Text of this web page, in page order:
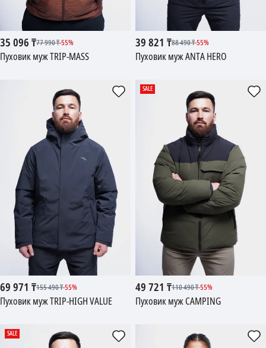
35 096₸77 990₸-55%
Пуховик муж TRIP-MASS
39 821 ₸88 490₸-55%
Пуховик муж ANTA HERO
69 971 ₸155 490₸-55%
Пуховик муж TRIP-HIGH VALUE
49 721 ₸110 490₸-55%
Пуховик муж CAMPING
SALE
SALE